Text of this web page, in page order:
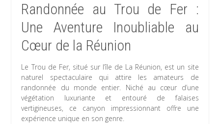
Randonnée au Trou de Fer :
Une Aventure Inoubliable au
Cœur de la Réunion
Le Trou de Fer, situé sur l’île de La Réunion, est un site
naturel spectaculaire qui attire les amateurs de
randonnée du monde entier. Niché au cœur d’une
végétation luxuriante et entouré de falaises
vertigineuses, ce canyon impressionnant offre une
expérience unique en son genre.